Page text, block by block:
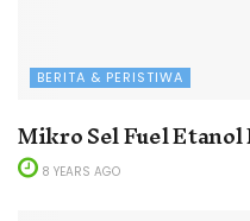
BERITA & PERISTIWA
Mikro Sel Fuel
8 YEARS AGO